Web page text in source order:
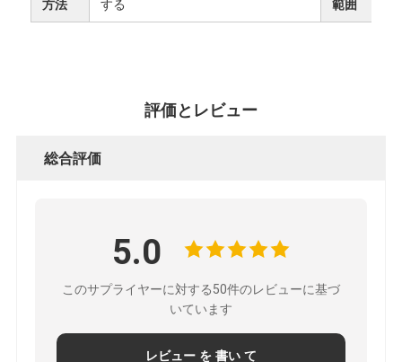
方法 する 範囲
評価とレビュー
総合評価
5.0
このサプライヤーに対する50件のレビューに基づ
いています
レビュー を 書い て